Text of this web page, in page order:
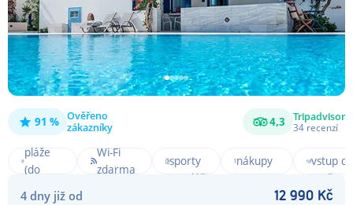
91 % Ověřeno
zákazníky
4,3 Tripadvisor
34 recenzí
Blízko
pláže
(do
Wi-Fi
zdarma
sporty
na pláži
Noční
nákupy
vstup do
moře
4dny již od 12 990 Kč